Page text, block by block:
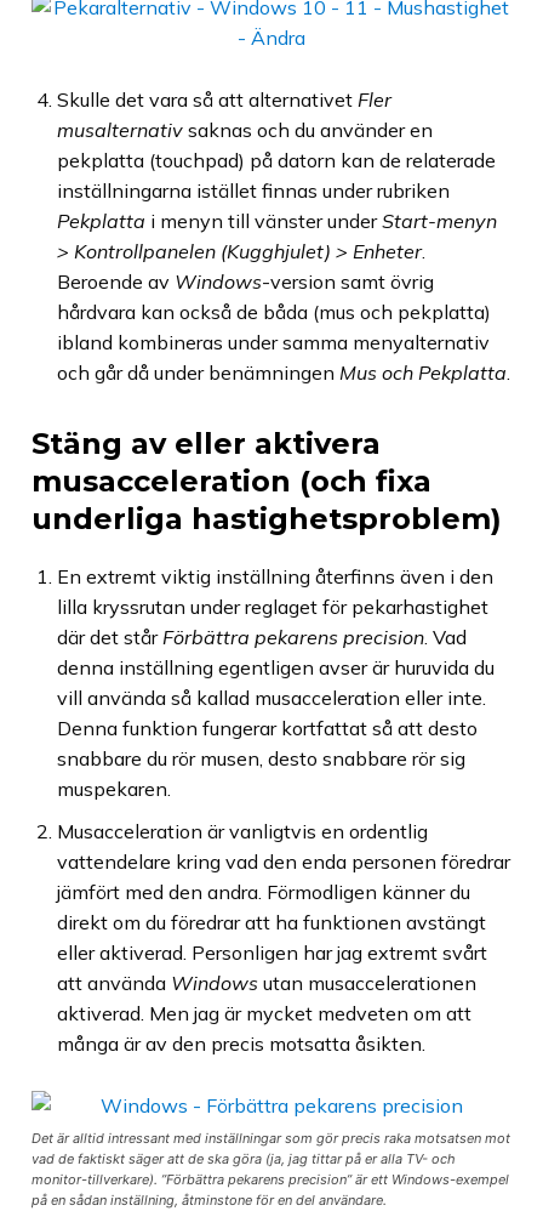
Skulle det vara så att alternativet Fler
musalternativ saknas och du använder en
pekplatta (touchpad) på datorn kan de relaterade
inställningarna istället finnas under rubriken
Pekplatta i menyn till vänster underStart-menyn
> Kontrollpanelen (Kugghjulet) > Enheter.
Beroende av Windows-version samt övrig
hårdvara kan också de båda (mus och pekplatta)
ibland kombineras under samma menyalternativ
och går då under benämningen Mus och Pekplatta
Stäng av eller aktivera
musacceleration (och fixa
underliga hastighetsproblem)
En extremt viktig inställning återfinns även i den
lilla kryssrutan under reglaget för pekarhastighet
där det står Förbättra pekarens precision . Vad
denna inställning egentligen avser är huruvida du
vill använda så kallad musacceleration eller inte.
Denna funktion fungerar kortfattat så att desto
snabbare du rör musen, desto snabbare rör sig
muspekaren.
Musacceleration är vanligtvis en ordentlig
vattendelare kring vad den enda personen föredrar
jämfört med den andra. Förmodligen känner du
direkt om du föredrar att ha funktionen avstängt
eller aktiverad. Personligen har jag extremt svårt
att använda Windows utan musaccelerationen
aktiverad. Men jag är mycket medveten om att
många är av den precis motsatta åsikten.
Det är alltid intressant med inställningar som gör precis raka motsatsen mot
vad de faktiskt säger att de ska göra (ja, jag tittar på er alla TV- och
monitor-tillverkare). ”Förbättra pekarens precision” är ett Windows-exempel
på en sådan inställning, åtminstone för en del användare.